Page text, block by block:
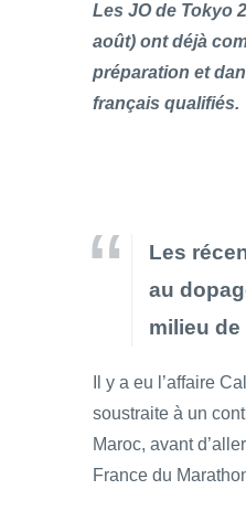
Les JO de Tokyo
août) ont déjà
préparation et
français qualifiés.
Les
au
milieu de
Il y a eu l’affaire
soustraite à un
Maroc, avant
France du